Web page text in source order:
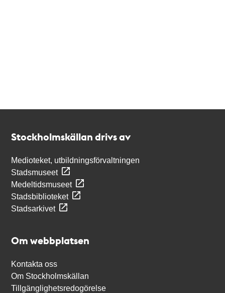
Stockholmskällan drivs av
Medioteket, utbildningsförvaltningen
Stadsmuseet
Medeltidsmuseet
Stadsbiblioteket
Stadsarkivet
Om webbplatsen
Kontakta oss
Om Stockholmskällan
Tillgänglighetsredogörelse